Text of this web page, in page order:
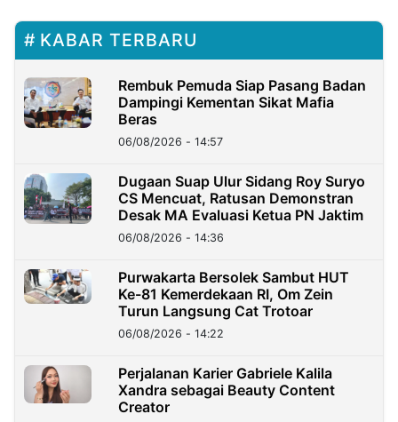
KABAR TERBARU
Rembuk Pemuda Siap Pasang Badan
Dampingi Kementan Sikat Mafia
Beras
06/08/2026 - 14:57
Dugaan Suap Ulur Sidang Roy Suryo
CS Mencuat, Ratusan Demonstran
Desak MA Evaluasi Ketua PN Jaktim
06/08/2026 - 14:36
Purwakarta Bersolek Sambut HUT
Ke-81 Kemerdekaan RI, Om Zein
Turun Langsung Cat Trotoar
06/08/2026 - 14:22
Perjalanan Karier Gabriele Kalila
Xandra sebagai Beauty Content
Creator